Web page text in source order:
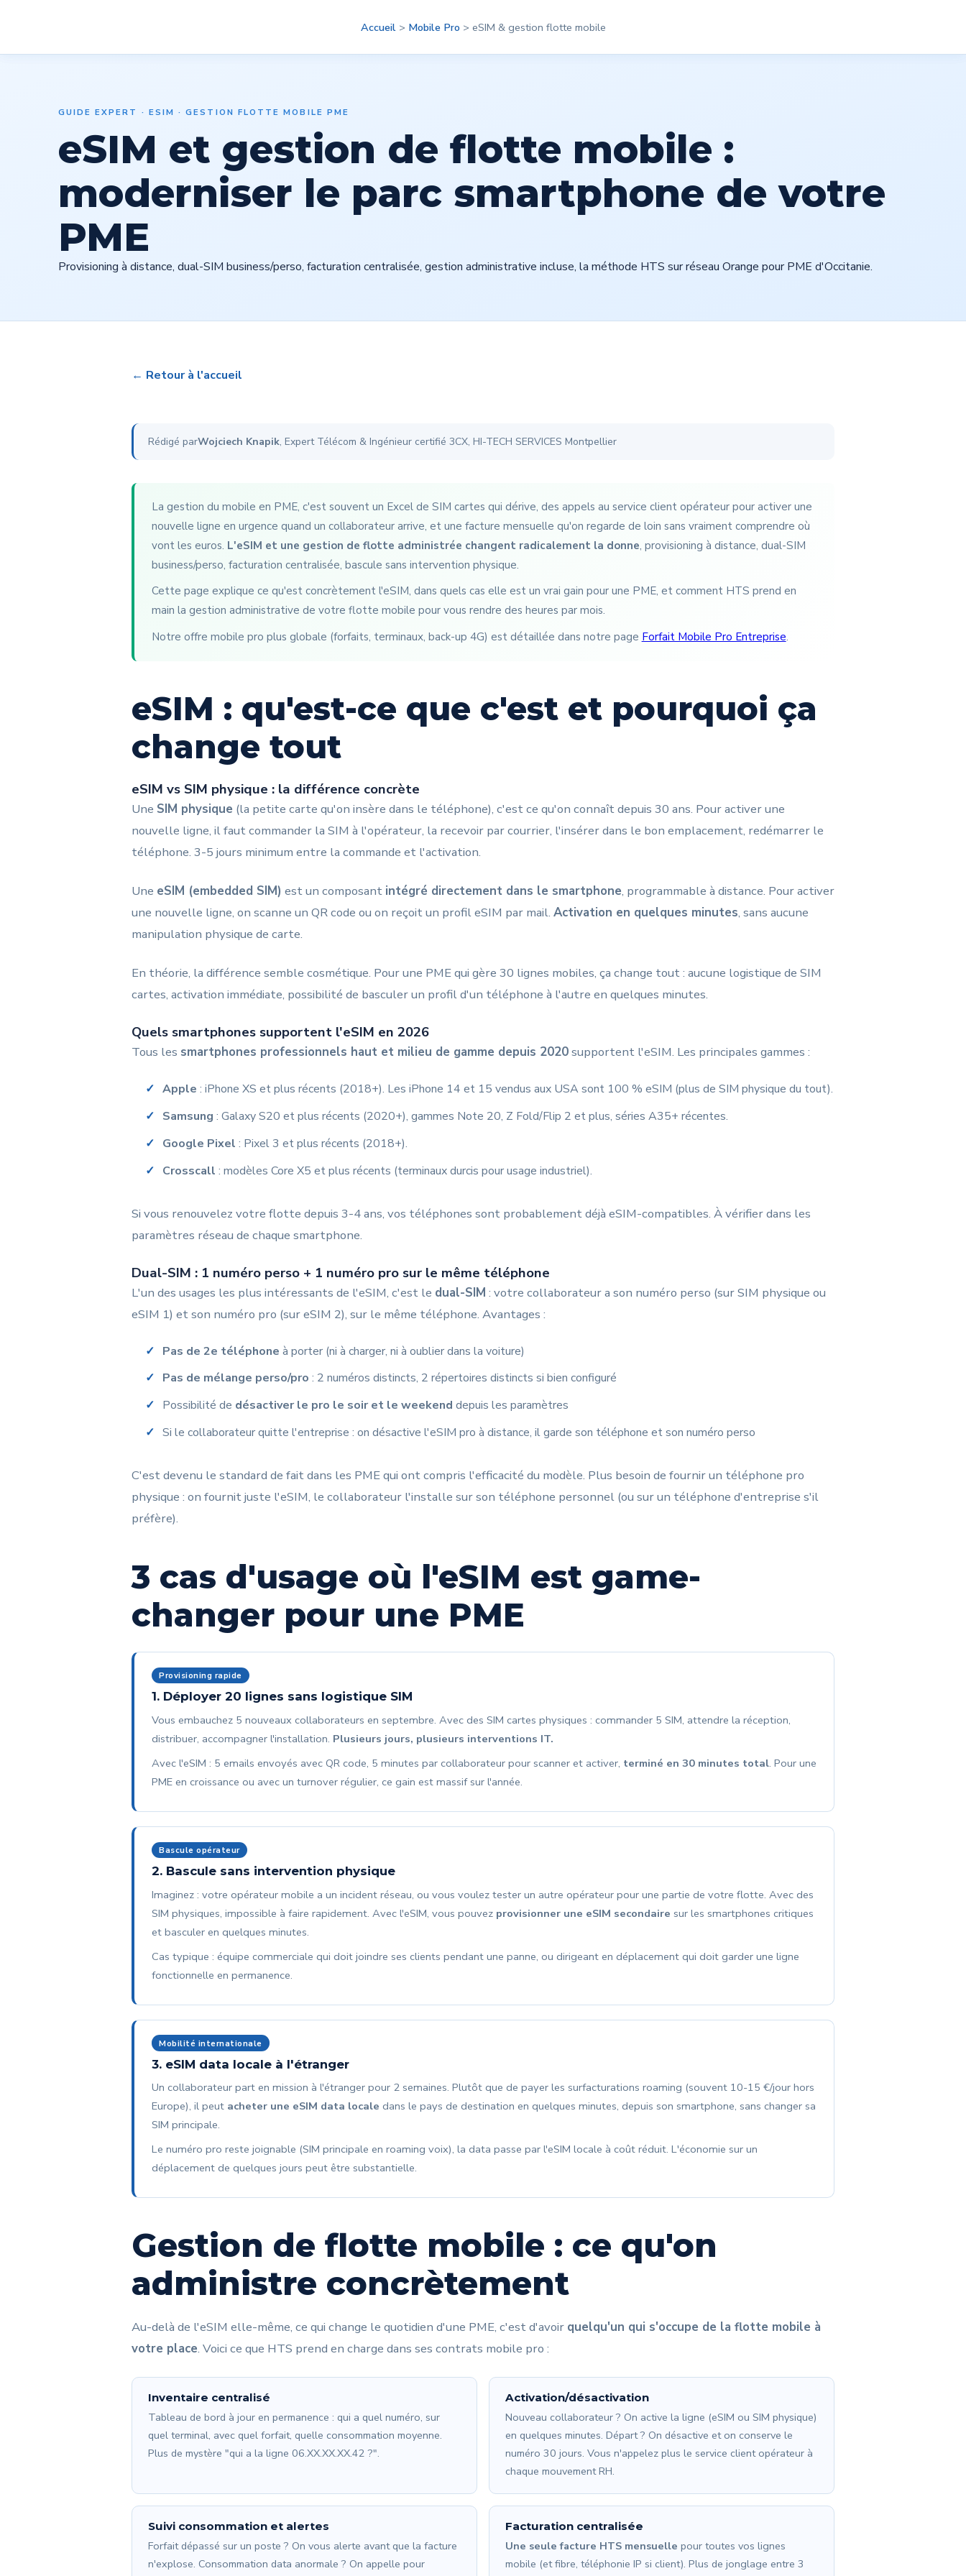
ClientsProduits Contact 04 48 14 04 50
Accueil> Mobile Pro> eSIM & gestion flotte mobile
GUIDE EXPERT · ESIM · GESTION FLOTTE MOBILE PME
eSIM et gestion de flotte mobile :
moderniser le parc smartphone de votre
PME
Provisioning à distance, dual-SIM business/perso, facturation centralisée, gestion administrative incluse, la méthode HTS sur réseau Orange pour PME d'Occitanie.
← Retour à l'accueil
Rédigé parWojciech Knapik, Expert Télécom & Ingénieur certifié 3CX, HI-TECH SERVICES Montpellier
La gestion du mobile en PME, c'est souvent un Excel de SIM cartes qui dérive, des appels au service client opérateur pour activer une
nouvelle ligne en urgence quand un collaborateur arrive, et une facture mensuelle qu'on regarde de loin sans vraiment comprendre où
vont les euros. L'eSIM et une gestion de flotte administrée changent radicalement la donne, provisioning à distance, dual-SIM
business/perso, facturation centralisée, bascule sans intervention physique.
Cette page explique ce qu'est concrètement l'eSIM, dans quels cas elle est un vrai gain pour une PME, et comment HTS prend en
main la gestion administrative de votre flotte mobile pour vous rendre des heures par mois.
Notre offre mobile pro plus globale (forfaits, terminaux, back-up 4G) est détaillée dans notre page Forfait Mobile Pro Entreprise.
eSIM : qu'est-ce que c'est et pourquoi ça
change tout
eSIM vs SIM physique : la différence concrète
Une SIM physique (la petite carte qu'on insère dans le téléphone), c'est ce qu'on connaît depuis 30 ans. Pour activer une
nouvelle ligne, il faut commander la SIM à l'opérateur, la recevoir par courrier, l'insérer dans le bon emplacement, redémarrer le
téléphone. 3-5 jours minimum entre la commande et l'activation.
Une eSIM (embedded SIM) est un composant intégré directement dans le smartphone, programmable à distance. Pour activer
une nouvelle ligne, on scanne un QR code ou on reçoit un profil eSIM par mail. Activation en quelques minutes, sans aucune
manipulation physique de carte.
En théorie, la différence semble cosmétique. Pour une PME qui gère 30 lignes mobiles, ça change tout : aucune logistique de SIM
cartes, activation immédiate, possibilité de basculer un profil d'un téléphone à l'autre en quelques minutes.
Quels smartphones supportent l'eSIM en 2026
Tous les smartphones professionnels haut et milieu de gamme depuis 2020supportent l'eSIM. Les principales gammes :
Apple : iPhone XS et plus récents (2018+). Les iPhone 14 et 15 vendus aux USA sont 100 % eSIM (plus de SIM physique du tout).
Samsung : Galaxy S20 et plus récents (2020+), gammes Note 20, Z Fold/Flip 2 et plus, séries A35+ récentes.
Google Pixel : Pixel 3 et plus récents (2018+).
Crosscall : modèles Core X5 et plus récents (terminaux durcis pour usage industriel).
Si vous renouvelez votre flotte depuis 3-4 ans, vos téléphones sont probablement déjà eSIM-compatibles. À vérifier dans les
paramètres réseau de chaque smartphone.
Dual-SIM : 1 numéro perso + 1 numéro pro sur le même téléphone
L'un des usages les plus intéressants de l'eSIM, c'est le dual-SIM : votre collaborateur a son numéro perso (sur SIM physique ou
eSIM 1) et son numéro pro (sur eSIM 2), sur le même téléphone. Avantages :
Pas de 2e téléphone à porter (ni à charger, ni à oublier dans la voiture)
Pas de mélange perso/pro : 2 numéros distincts, 2 répertoires distincts si bien configuré
Possibilité de désactiver le pro le soir et le weekend depuis les paramètres
Si le collaborateur quitte l'entreprise : on désactive l'eSIM pro à distance, il garde son téléphone et son numéro perso
C'est devenu le standard de fait dans les PME qui ont compris l'efficacité du modèle. Plus besoin de fournir un téléphone pro
physique : on fournit juste l'eSIM, le collaborateur l'installe sur son téléphone personnel (ou sur un téléphone d'entreprise s'il
préfère).
3 cas d'usage où l'eSIM est game-
changer pour une PME
Provisioning rapide
1. Déployer 20 lignes sans logistique SIM
Vous embauchez 5 nouveaux collaborateurs en septembre. Avec des SIM cartes physiques : commander 5 SIM, attendre la réception,
distribuer, accompagner l'installation. Plusieurs jours, plusieurs interventions IT.
Avec l'eSIM : 5 emails envoyés avec QR code, 5 minutes par collaborateur pour scanner et activer, terminé en 30 minutes total. Pour une
PME en croissance ou avec un turnover régulier, ce gain est massif sur l'année.
Bascule opérateur
2. Bascule sans intervention physique
Imaginez : votre opérateur mobile a un incident réseau, ou vous voulez tester un autre opérateur pour une partie de votre flotte. Avec des
SIM physiques, impossible à faire rapidement. Avec l'eSIM, vous pouvez provisionner une eSIM secondaire sur les smartphones critiques
et basculer en quelques minutes.
Cas typique : équipe commerciale qui doit joindre ses clients pendant une panne, ou dirigeant en déplacement qui doit garder une ligne
fonctionnelle en permanence.
Mobilité internationale
3. eSIM data locale à l'étranger
Un collaborateur part en mission à l'étranger pour 2 semaines. Plutôt que de payer les surfacturations roaming (souvent 10-15 €/jour hors
Europe), il peut acheter une eSIM data locale dans le pays de destination en quelques minutes, depuis son smartphone, sans changer sa
SIM principale.
Le numéro pro reste joignable (SIM principale en roaming voix), la data passe par l'eSIM locale à coût réduit. L'économie sur un
déplacement de quelques jours peut être substantielle.
Gestion de flotte mobile : ce qu'on
administre concrètement
Au-delà de l'eSIM elle-même, ce qui change le quotidien d'une PME, c'est d'avoir quelqu'un qui s'occupe de la flotte mobile à
votre place. Voici ce que HTS prend en charge dans ses contrats mobile pro :
Inventaire centralisé
Tableau de bord à jour en permanence : qui a quel numéro, sur
quel terminal, avec quel forfait, quelle consommation moyenne.
Plus de mystère "qui a la ligne 06.XX.XX.XX.42 ?".
Activation/désactivation
Nouveau collaborateur ? On active la ligne (eSIM ou SIM physique)
en quelques minutes. Départ ? On désactive et on conserve le
numéro 30 jours. Vous n'appelez plus le service client opérateur à
chaque mouvement RH.
Suivi consommation et alertes
Forfait dépassé sur un poste ? On vous alerte avant que la facture
n'explose. Consommation data anormale ? On appelle pour
Facturation centralisée
Une seule facture HTS mensuelle pour toutes vos lignes
mobile (et fibre, téléphonie IP si client). Plus de jonglage entre 3